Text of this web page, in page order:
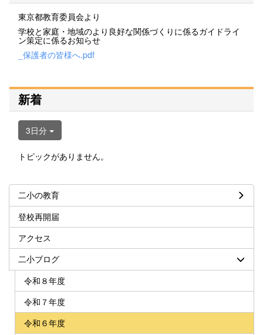
東京都教育委員会より
学校と家庭・地域のより良好な関係づくりに係るガイドライ
ン策定に係るお知らせ
_保護者の皆様へ.pdf
新着
3日分
トピックがありません。
二小の教育
登校再開届
アクセス
二小ブログ
令和８年度
令和７年度
令和６年度